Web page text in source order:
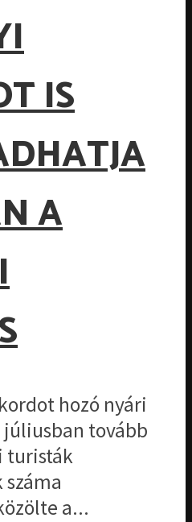
IS
A
hozó nyári
tovább
turisták
a...